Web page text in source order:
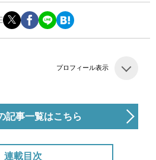
プロフィール表示
記事一覧はこちら
連載目次